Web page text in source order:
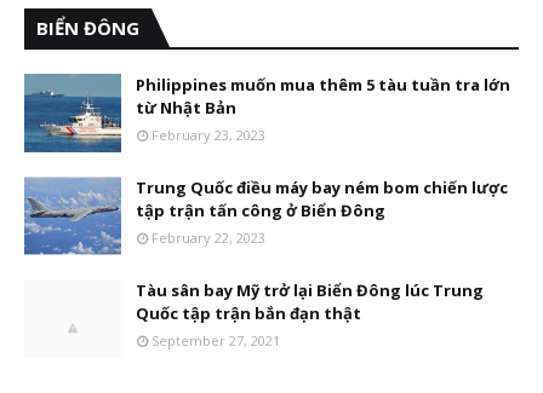
BIỂN ĐÔNG
Philippines muốn mua thêm 5 tàu tuần tra lớn
từ Nhật Bản
February 23, 2023
Trung Quốc điều máy bay ném bom chiến lược
tập trận tấn công ở Biển Đông
February 22, 2023
Tàu sân bay Mỹ trở lại Biển Đông lúc Trung
Quốc tập trận bắn đạn thật
September 27, 2021